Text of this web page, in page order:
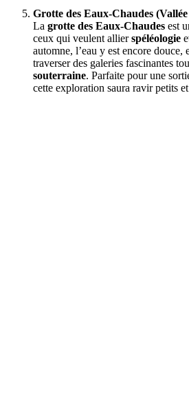
Grotte des Eaux-Chaudes (Vallée
La grotte des Eaux-Chaudes est
ceux qui veulent allierspéléologie
automne, l’eau y est encore douce,
traverser des galeries fascinantes
souterraine. Parfaite pour une
cette exploration saura ravir petits